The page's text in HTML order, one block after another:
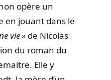
opère un
en jouant dans le
vie » de Nicolas
du roman du
Elle y